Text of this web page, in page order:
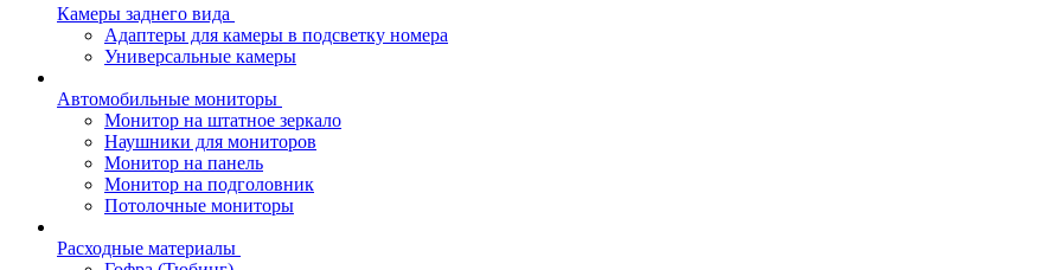
Камеры заднего вида
Адаптеры для камеры в подсветку номера
Универсальные камеры
Автомобильные мониторы
Монитор на штатное зеркало
Наушники для мониторов
Монитор на панель
Монитор на подголовник
Потолочные мониторы
Расходные материалы